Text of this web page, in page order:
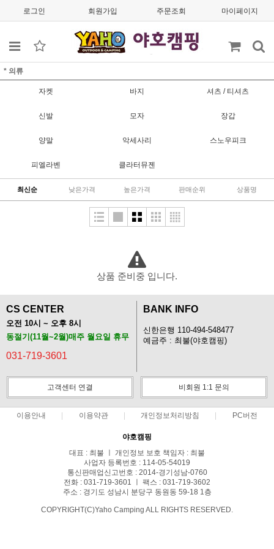
로그인 회원가입 주문조회 마이페이지
* 의류
자켓 바지 셔츠 / 티셔츠
신발 모자 장갑
양말 악세사리 스노우피크
피엘라벤 클라터뮤젠
최신순 낮은가격 높은가격 판매순위 상품명
상품 준비중 입니다.
CS CENTER
오전 10시 ~ 오후 8시
동절기(11월~2월)매주 월요일 휴무
031-719-3601
BANK INFO
신한은행 110-494-548477
예금주 : 최불(야호캠핑)
고객센터 연결 비회원 1:1 문의
이용안내 이용약관 개인정보처리방침 PC버전
야호캠핑
대표 : 최불 ㅣ 개인정보 보호 책임자 : 최불
사업자 등록번호 : 114-05-54019
통신판매업신고번호 : 2014-경기성남-0760
전화 : 031-719-3601 ㅣ 팩스 : 031-719-3602
주소 : 경기도 성남시 분당구 동원동 59-18 1층
COPYRIGHT(C)Yaho Camping ALL RIGHTS RESERVED.